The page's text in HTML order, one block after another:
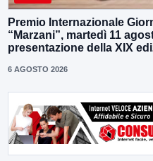
Premio Internazionale
“Marzani”, martedì 11
presentazione della XIX
6 AGOSTO 2026